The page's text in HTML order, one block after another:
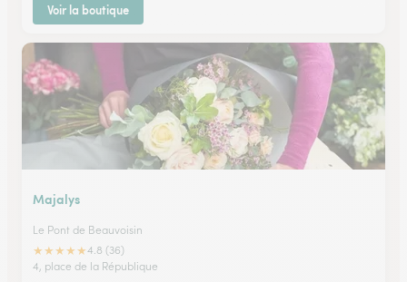
Voir la boutique
Majalys
Le Pont de Beauvoisin
★★★★★4.8 (36)
4, place de la République